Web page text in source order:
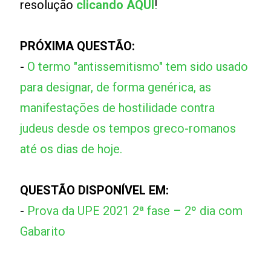
resolução clicando AQUI!
PRÓXIMA QUESTÃO:
- O termo "antissemitismo" tem sido usado
para designar, de forma genérica, as
manifestações de hostilidade contra
judeus desde os tempos greco-romanos
até os dias de hoje.
QUESTÃO DISPONÍVEL EM:
- Prova da UPE 2021 2ª fase – 2º dia com
Gabarito